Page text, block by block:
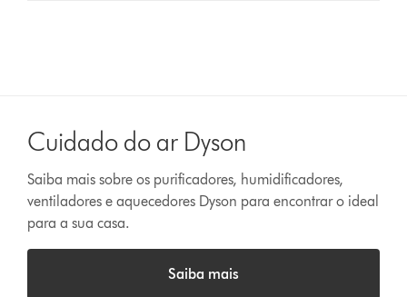
Cuidado do ar Dyson
Saiba mais sobre os purificadores, humidificadores,
ventiladores e aquecedores Dyson para encontrar o ideal
para a sua casa.
Saiba mais